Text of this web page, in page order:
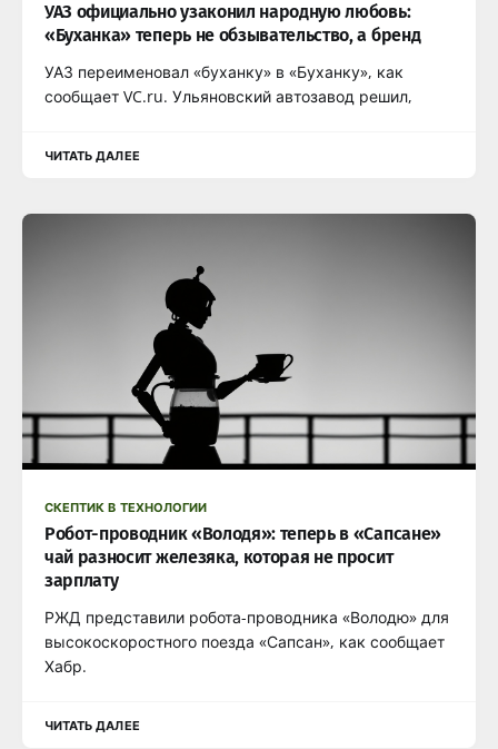
УАЗ официально узаконил народную любовь:
«Буханка» теперь не обзывательство, а бренд
УАЗ переименовал «буханку» в «Буханку», как
сообщает VC.ru. Ульяновский автозавод решил,
ЧИТАТЬ ДАЛЕЕ
СКЕПТИК В ТЕХНОЛОГИИ
Робот-проводник «Володя»: теперь в «Сапсане»
чай разносит железяка, которая не просит
зарплату
РЖД представили робота-проводника «Володю» для
высокоскоростного поезда «Сапсан», как сообщает
Хабр.
ЧИТАТЬ ДАЛЕЕ